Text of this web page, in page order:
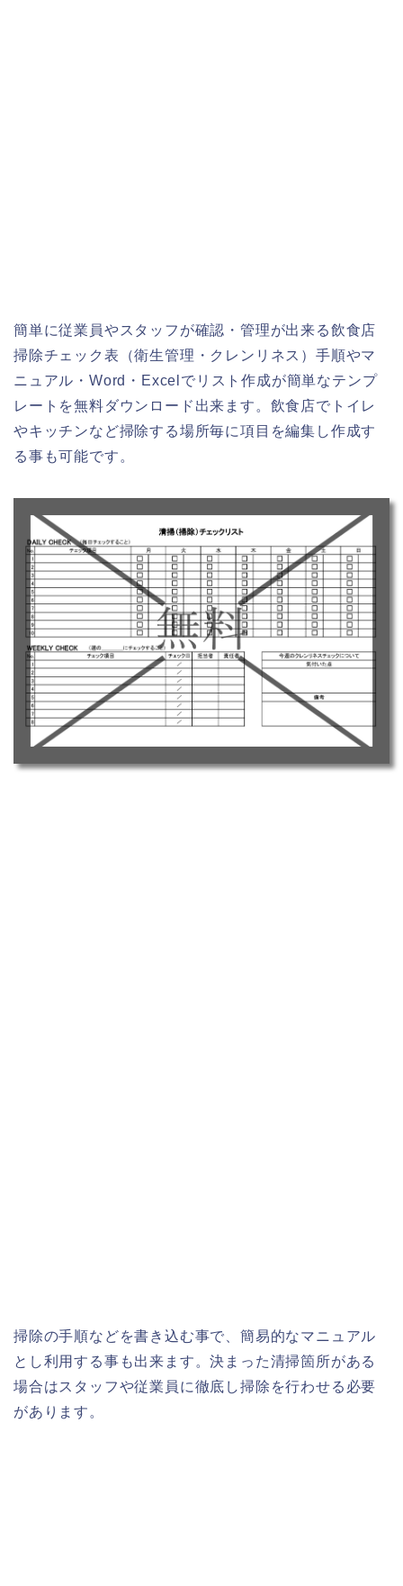
簡単に従業員やスタッフが確認・管理が出来る飲食店
掃除チェック表（衛生管理・クレンリネス）手順やマ
ニュアル・Word・Excelでリスト作成が簡単なテンプ
レートを無料ダウンロード出来ます。飲食店でトイレ
やキッチンなど掃除する場所毎に項目を編集し作成す
る事も可能です。
掃除の手順などを書き込む事で、簡易的なマニュアル
とし利用する事も出来ます。決まった清掃箇所がある
場合はスタッフや従業員に徹底し掃除を行わせる必要
があります。